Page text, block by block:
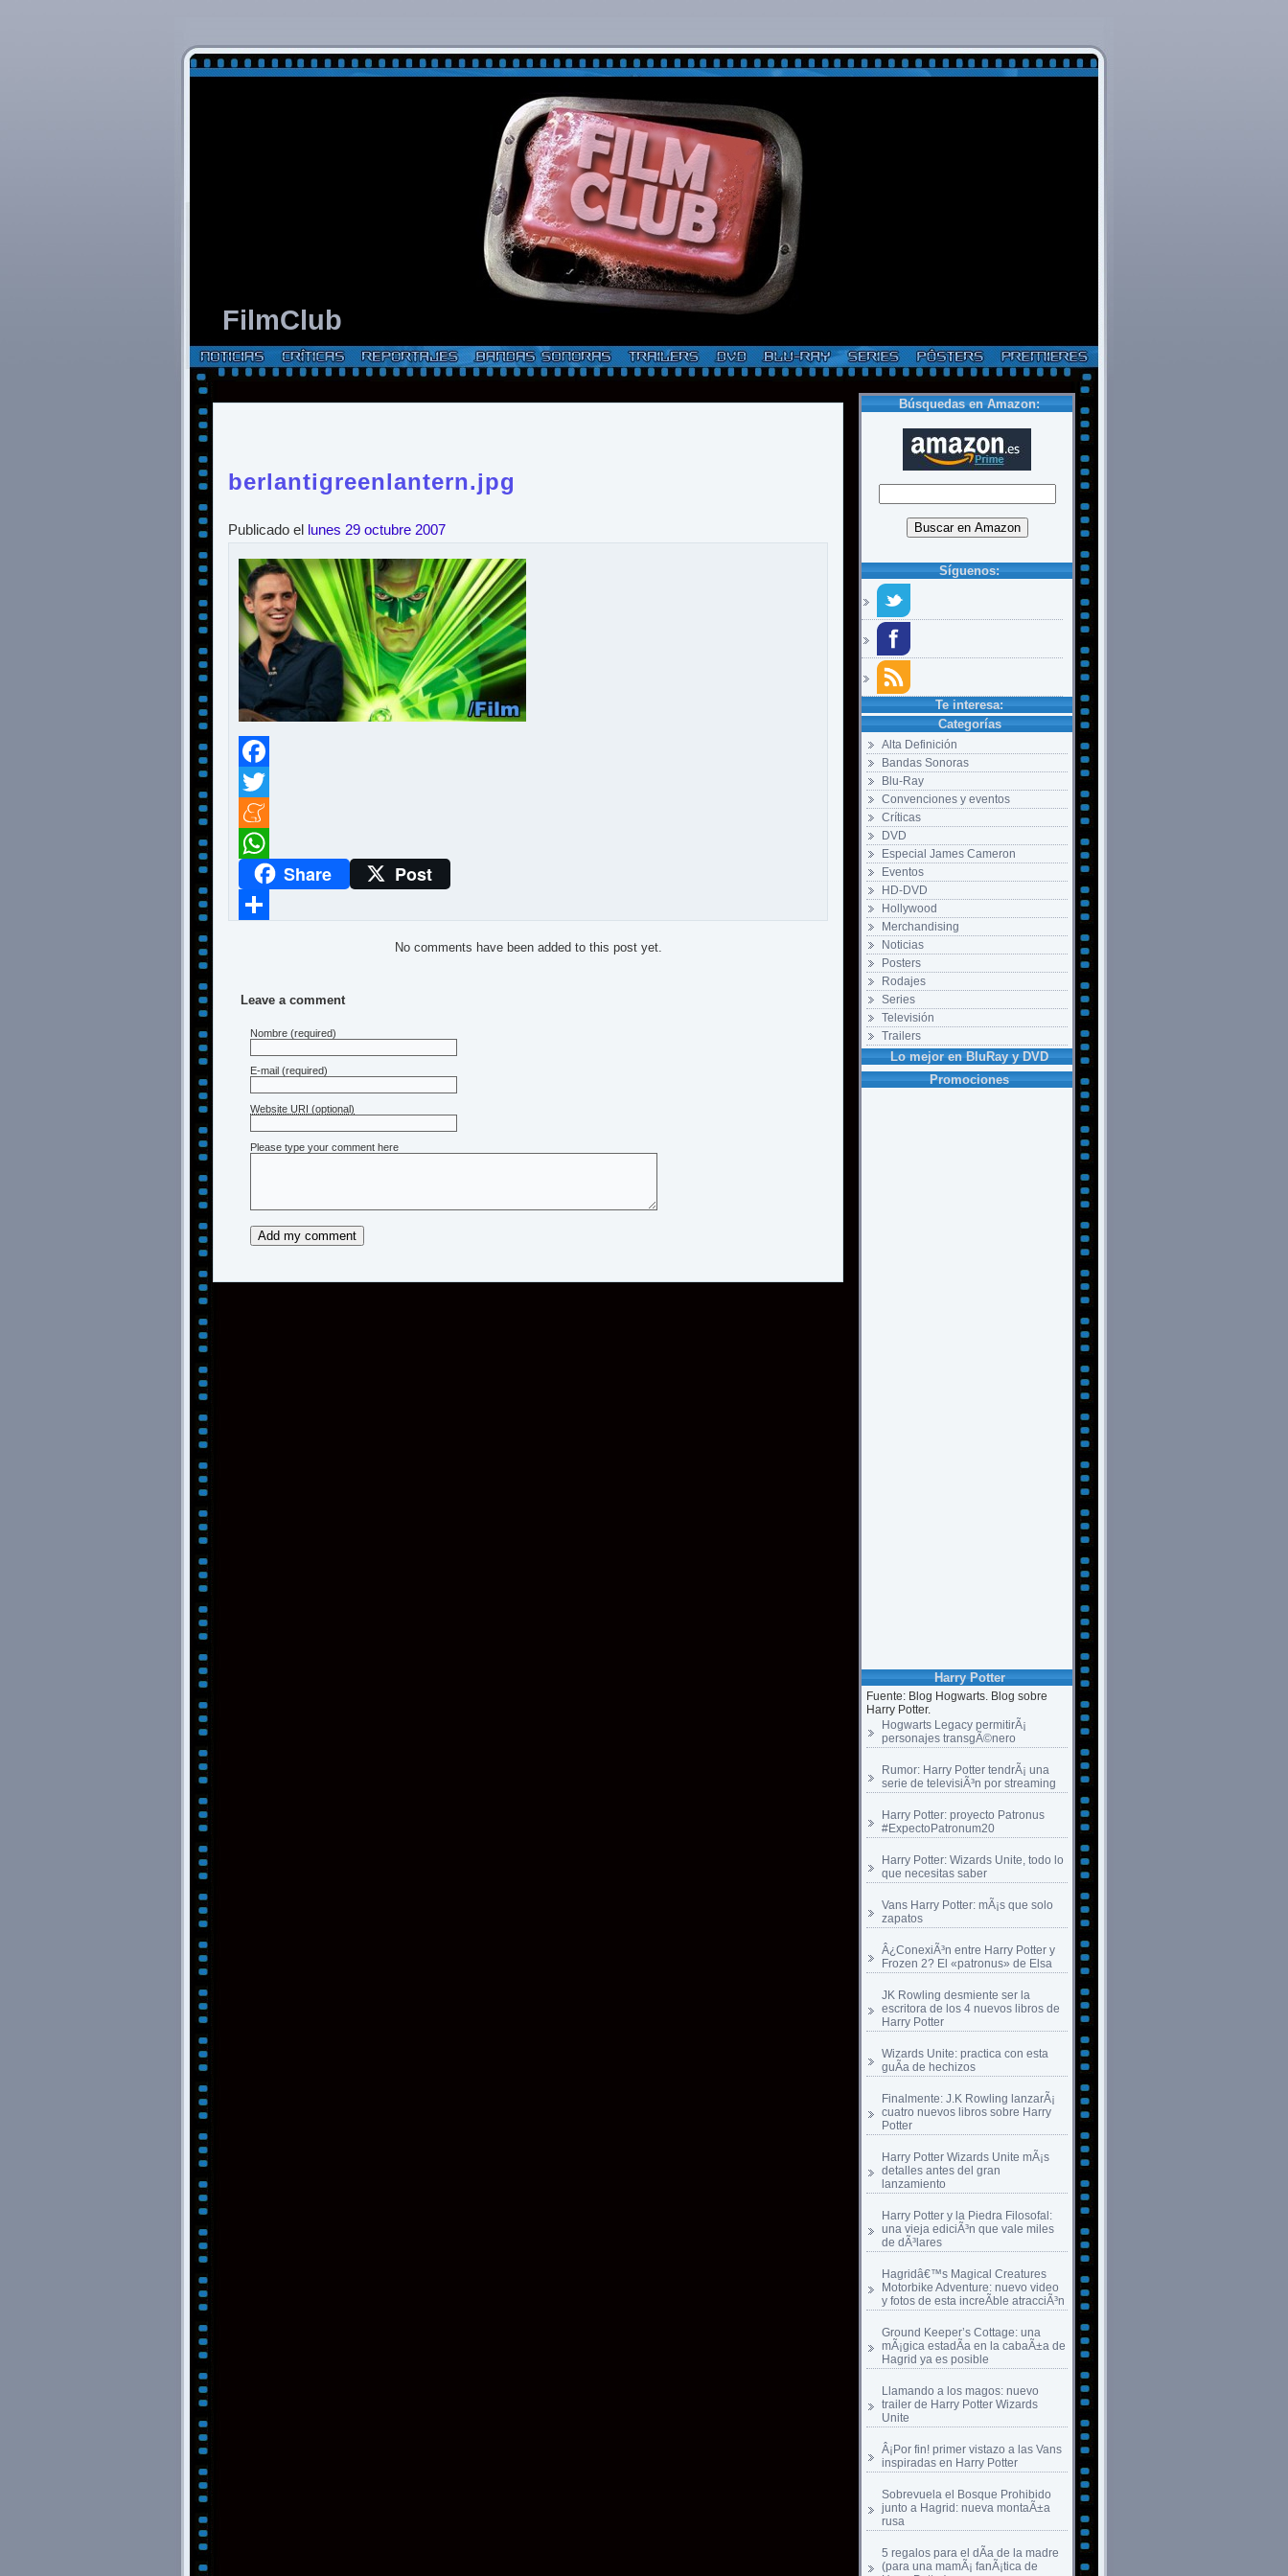
FilmClub
Búsquedas en Amazon:
Síguenos:
Te interesa:
Categorías
Alta Definición
Bandas Sonoras
Blu-Ray
Convenciones y eventos
Críticas
DVD
Especial James Cameron
Eventos
HD-DVD
Hollywood
Merchandising
Noticias
Posters
Rodajes
Series
Televisión
Trailers
Lo mejor en BluRay y DVD
Promociones
Harry Potter
Fuente: Blog Hogwarts. Blog sobre
Harry Potter.
Hogwarts Legacy permitirÃ¡
personajes transgÃ©nero
Rumor: Harry Potter tendrÃ¡ una
serie de televisiÃ³n por streaming
Harry Potter: proyecto Patronus
#ExpectoPatronum20
Harry Potter: Wizards Unite, todo lo
que necesitas saber
Vans Harry Potter: mÃ¡s que solo
zapatos
Â¿ConexiÃ³n entre Harry Potter y
Frozen 2? El «patronus» de Elsa
JK Rowling desmiente ser la
escritora de los 4 nuevos libros de
Harry Potter
Wizards Unite: practica con esta
guÃ­a de hechizos
Finalmente: J.K Rowling lanzarÃ¡
cuatro nuevos libros sobre Harry
Potter
Harry Potter Wizards Unite mÃ¡s
detalles antes del gran
lanzamiento
Harry Potter y la Piedra Filosofal:
una vieja ediciÃ³n que vale miles
de dÃ³lares
Hagridâ€™s Magical Creatures
Motorbike Adventure: nuevo video
y fotos de esta increÃ­ble atracciÃ³n
Ground Keeper’s Cottage: una
mÃ¡gica estadÃ­a en la cabaÃ±a de
Hagrid ya es posible
Llamando a los magos: nuevo
trailer de Harry Potter Wizards
Unite
Â¡Por fin! primer vistazo a las Vans
inspiradas en Harry Potter
Sobrevuela el Bosque Prohibido
junto a Hagrid: nueva montaÃ±a
rusa
5 regalos para el dÃ­a de la madre
(para una mamÃ¡ fanÃ¡tica de
berlantigreenlantern.jpg
Publicado el lunes 29 octubre 2007
Facebook
Twitter
Meneame
WhatsAppShare Post
No comments have been added to this post yet.
Leave a comment
Nombre (required)
E-mail (required)
Website URI (optional)
Please type your comment here